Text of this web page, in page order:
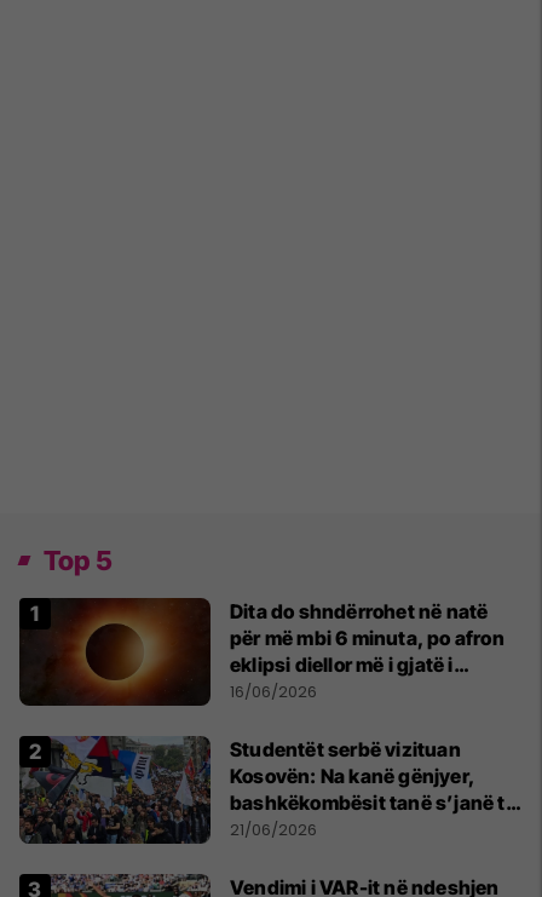
Top 5
Dita do shndërrohet në natë
për më mbi 6 minuta, po afron
eklipsi diellor më i gjatë i
shekullit të 21-të
16/06/2026
Studentët serbë vizituan
Kosovën: Na kanë gënjyer,
bashkëkombësit tanë s’janë të
shtypur
21/06/2026
Vendimi i VAR-it në ndeshjen